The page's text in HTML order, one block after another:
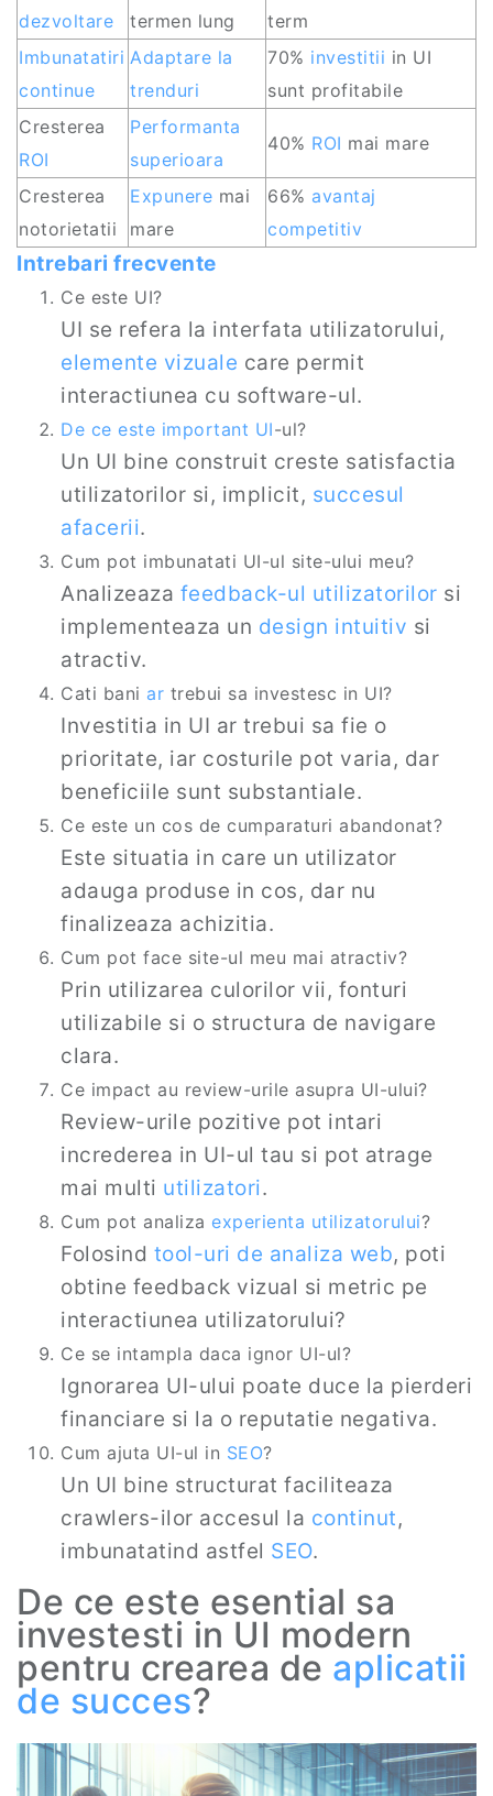
dezvoltare
termen lung
term
Imbunatatiri
continue
Adaptare la
trenduri
70% investitii in UI
sunt profitabile
Cresterea
ROI
Performanta
superioara
40% ROI mai mare
Cresterea
notorietatii
Expunere mai
mare
66% avantaj
competitiv
Intrebari frecvente
Ce este UI?
UI se refera la interfata utilizatorului,
elemente vizuale care permit
interactiunea cu software-ul.
De ce este important UI-ul?
Un UI bine construit creste satisfactia
utilizatorilor si, implicit, succesul
afacerii.
Cum pot imbunatati UI-ul site-ului meu?
Analizeaza feedback-ul utilizatorilor si
implementeaza un design intuitiv si
atractiv.
Cati bani ar trebui sa investesc in UI?
Investitia in UI ar trebui sa fie o
prioritate, iar costurile pot varia, dar
beneficiile sunt substantiale.
Ce este un cos de cumparaturi abandonat?
Este situatia in care un utilizator
adauga produse in cos, dar nu
finalizeaza achizitia.
Cum pot face site-ul meu mai atractiv?
Prin utilizarea culorilor vii, fonturi
utilizabile si o structura de navigare
clara.
Ce impact au review-urile asupra UI-ului?
Review-urile pozitive pot intari
increderea in UI-ul tau si pot atrage
mai multi utilizatori.
Cum pot analiza experienta utilizatorului?
Folosind tool-uri de analiza web, poti
obtine feedback vizual si metric pe
interactiunea utilizatorului?
Ce se intampla daca ignor UI-ul?
Ignorarea UI-ului poate duce la pierderi
financiare si la o reputatie negativa.
Cum ajuta UI-ul in SEO?
Un UI bine structurat faciliteaza
crawlers-ilor accesul la continut,
imbunatatind astfel SEO.
De ce este esential sa
investesti in UI modern
pentru crearea de aplicatii
de succes?